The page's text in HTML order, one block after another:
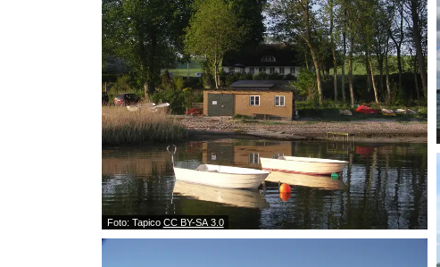
Foto: Tapico CC BY-SA 3.0